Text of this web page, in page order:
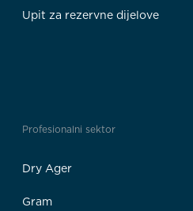
Upit za rezervne dijelove
Profesionalni sektor
Dry Ager
Gram